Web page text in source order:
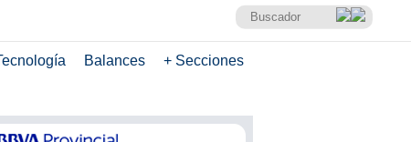
Balances + Secciones